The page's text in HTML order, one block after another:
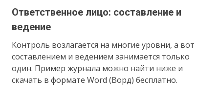
Ответственное лицо: составление и
ведение
Контроль возлагается на многие уровни, а вот
составлением и ведением занимается только
один. Пример журнала можно найти ниже и
скачать в формате Word (Ворд) бесплатно.